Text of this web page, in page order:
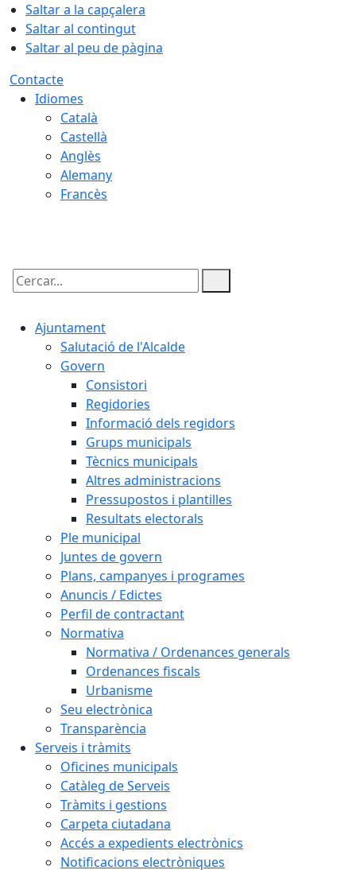
Saltar a la capçalera
Saltar al contingut
Saltar al peu de pàgina
Contacte
Idiomes
Català
Castellà
Anglès
Alemany
Francès
Cercar:
Ajuntament
Salutació de l'Alcalde
Govern
Consistori
Regidories
Informació dels regidors
Grups municipals
Tècnics municipals
Altres administracions
Pressupostos i plantilles
Resultats electorals
Ple municipal
Juntes de govern
Plans, campanyes i programes
Anuncis / Edictes
Perfil de contractant
Normativa
Normativa / Ordenances generals
Ordenances fiscals
Urbanisme
Seu electrònica
Transparència
Serveis i tràmits
Oficines municipals
Catàleg de Serveis
Tràmits i gestions
Carpeta ciutadana
Accés a expedients electrònics
Notificacions electròniques